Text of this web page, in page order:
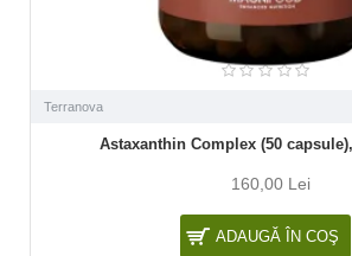
Terranova
Astaxanthin Complex (50
160,00 Lei
ADAUGĂ ÎN COŞ